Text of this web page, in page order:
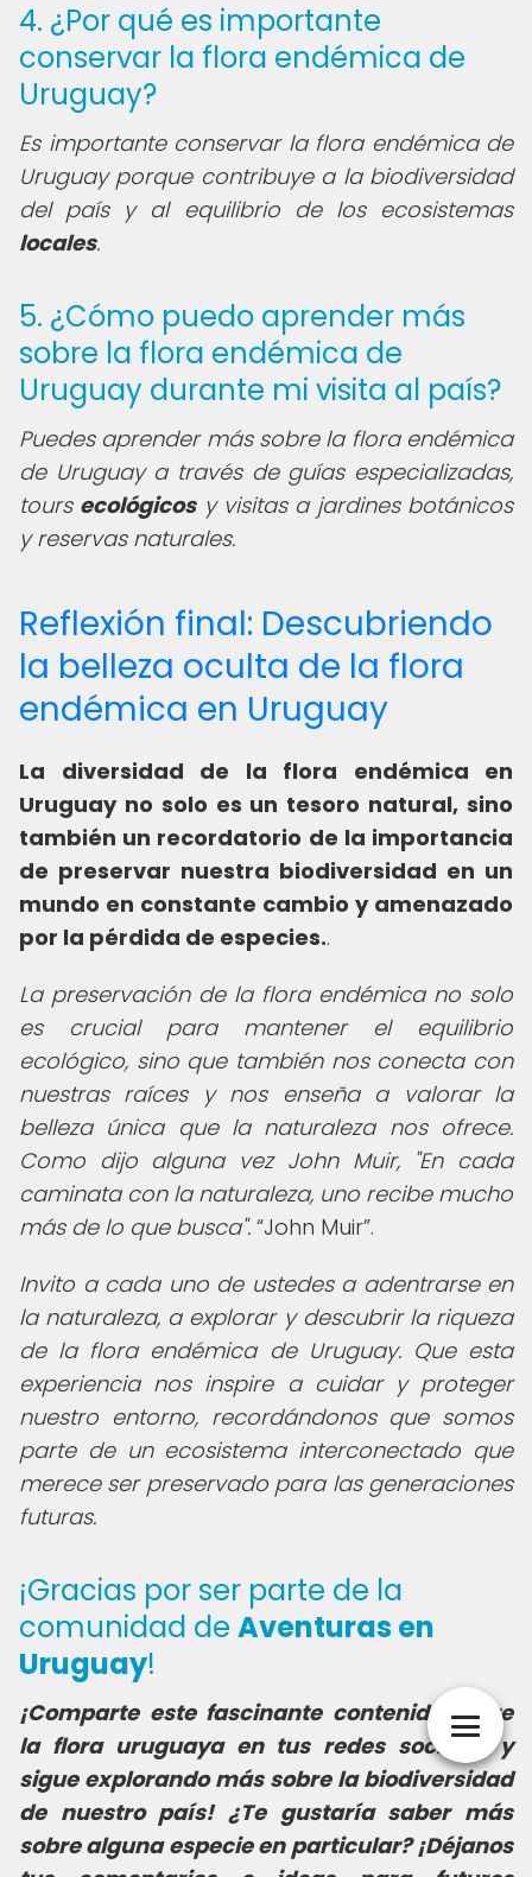
4. ¿Por qué es importante
conservar la flora endémica de
Uruguay?
Es importante conservar la flora endémica de
Uruguay porque contribuye a la biodiversidad
del país y al equilibrio de los ecosistemas
locales.
5. ¿Cómo puedo aprender más
sobre la flora endémica de
Uruguay durante mi visita al país?
Puedes aprender más sobre la flora endémica
de Uruguay a través de guías especializadas,
tours ecológicosy visitas a jardines botánicos
y reservas naturales.
Reflexión final: Descubriendo
la belleza oculta de la flora
endémica en Uruguay
La diversidad de la flora endémica en
Uruguay no solo es un tesoro natural, sino
también un recordatorio de la importancia
de preservar nuestra biodiversidad en un
mundo en constante cambio y amenazado
por la pérdida de especies..
La preservación de la flora endémica no solo
es crucial para mantener el equilibrio
ecológico, sino que también nos conecta con
nuestras raíces y nos enseña a valorar la
belleza única que la naturaleza nos ofrece.
Como dijo alguna vez John Muir, "En cada
caminata con la naturaleza, uno recibe mucho
más de lo que busca". John Muir .
Invito a cada uno de ustedes a adentrarse en
la naturaleza, a explorar y descubrir la riqueza
de la flora endémica de Uruguay. Que esta
experiencia nos inspire a cuidar y proteger
nuestro entorno, recordándonos que somos
parte de un ecosistema interconectado que
merece ser preservado para las generaciones
futuras.
¡Gracias por ser parte de la
comunidad de Aventuras en
Uruguay!
¡Comparte este fascinante contenido sobre
la flora uruguaya en tus redes sociales y
sigue explorando más sobre la biodiversidad
de nuestro país! ¿Te gustaría saber más
sobre alguna especie en particular? ¡Déjanos